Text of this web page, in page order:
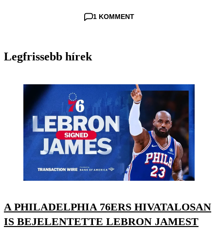
1 KOMMENT
Legfrissebb hírek
A PHILADELPHIA 76ERS HIVATALOSAN
IS BEJELENTETTE LEBRON JAMEST